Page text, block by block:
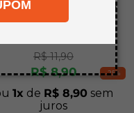
-25%
TELESCOPICA
R$ 11,90
R$ 8,90
1 de R$ 8,90 sem
juros